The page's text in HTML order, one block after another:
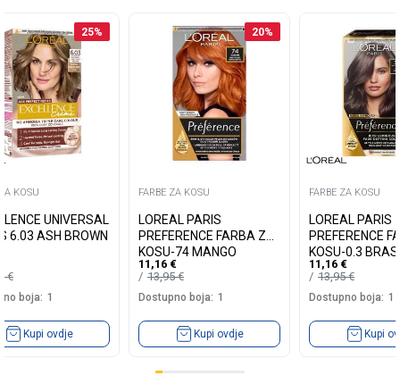
25%
KOSU
UNIVERSAL
6.03 ASH BROWN
€
boja: 1
Kupi ovdje
20%
FARBE ZA KOSU
LOREAL PARIS
PREFERENCE FARBA ZA
KOSU-74 MANGO
INTENSE COOPER
11,16 €
13,95€
Dostupno boja: 1
Kupi ovdje
FARBE ZA KOSU
LOREAL PARIS
PREFERENCE
KOSU-0.3
DARK BROWN
11,16 €
13,95€
Dostupno boja: 1
Kupi